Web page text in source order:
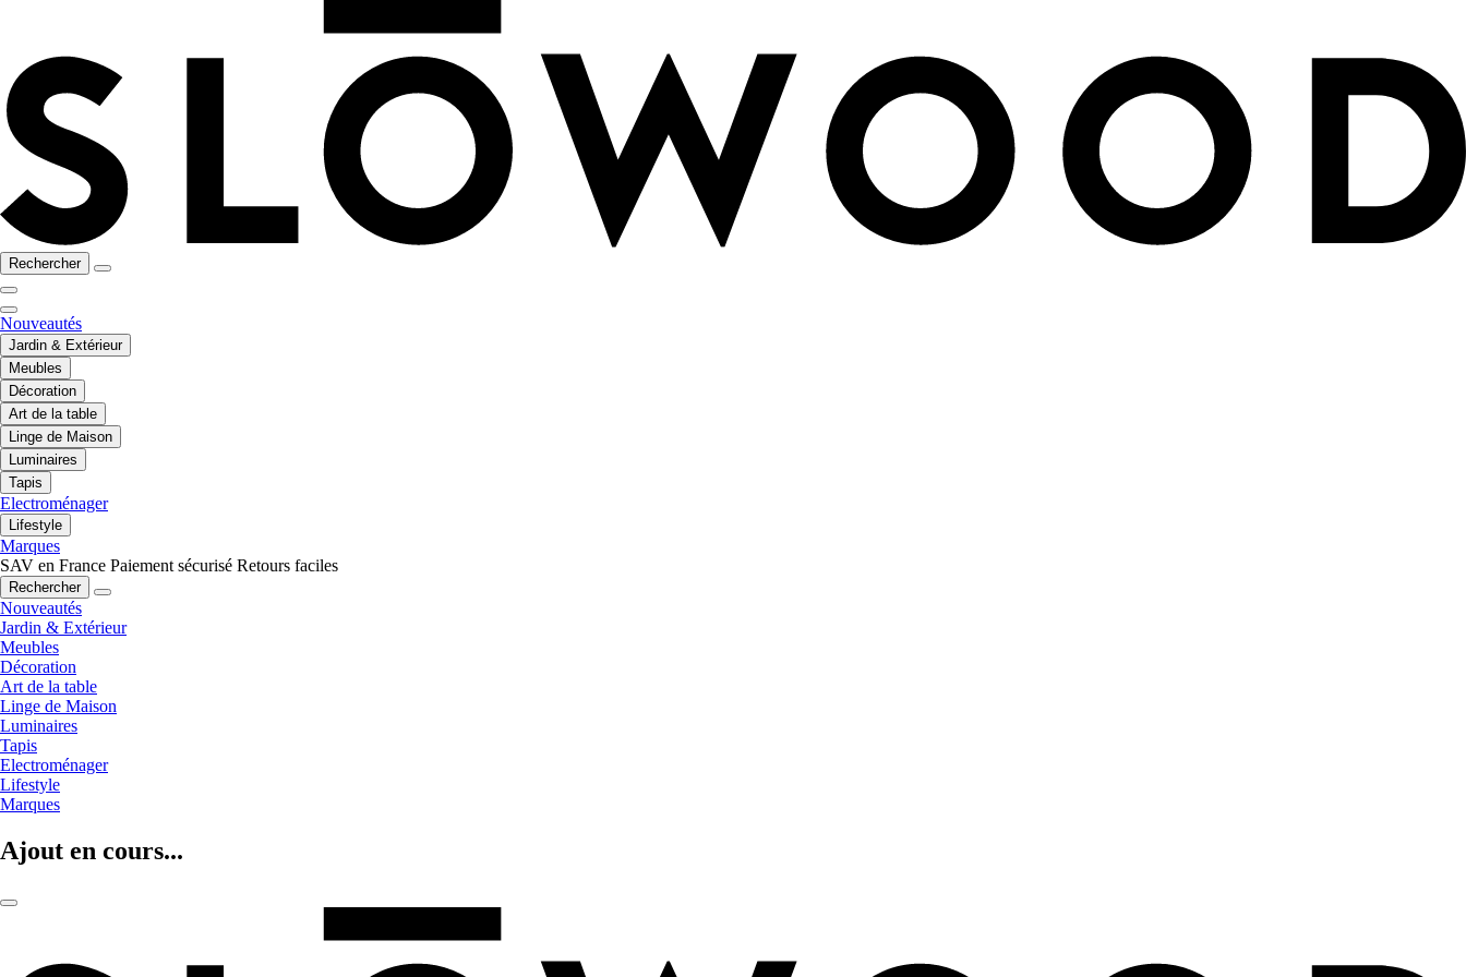
Rechercher
Nouveautés
Jardin & Extérieur
Meubles
Décoration
Art de la table
Linge de Maison
Luminaires
Tapis
Electroménager
Lifestyle
Marques
SAV en France Paiement sécurisé Retours faciles
Rechercher
Nouveautés
Jardin & Extérieur
Meubles
Décoration
Art de la table
Linge de Maison
Luminaires
Tapis
Electroménager
Lifestyle
Marques
Ajout en cours...